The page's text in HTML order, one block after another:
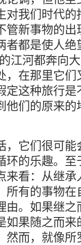
对我们时代
管新事物的
者都是使人
江河都奔向
，在那里它们
定这种旅行
他们的原来
它们很可能
环的乐趣。
来看：从继
所有的事物
由。如果继
如果随之而
然而，就像